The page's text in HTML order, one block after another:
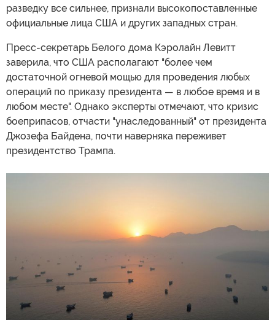
разведку все сильнее, признали высокопоставленные
официальные лица США и других западных стран.
Пресс-секретарь Белого дома Кэролайн Левитт
заверила, что США располагают "более чем
достаточной огневой мощью для проведения любых
операций по приказу президента — в любое время и в
любом месте". Однако эксперты отмечают, что кризис
боеприпасов, отчасти "унаследованный" от президента
Джозефа Байдена, почти наверняка переживет
президентство Трампа.